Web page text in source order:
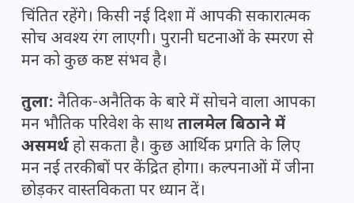
चिंतित रहेंगे। किसी नई दिशा में आपकी सकारात्मक
सोच अवश्य रंग लाएगी। पुरानी घटनाओं के स्मरण से
मन को कुछ कष्ट संभव है।
तुला: नैतिक-अनैतिक के बारे में सोचने वाला आपका
मन भौतिक परिवेश के साथतालमेल बिठाने में
असमर्थहो सकता है। कुछ आर्थिक प्रगति के लिए
मन नई तरकीबों पर केंद्रित होगा। कल्पनाओं में जीना
छोड़कर वास्तविकता पर ध्यान दें।